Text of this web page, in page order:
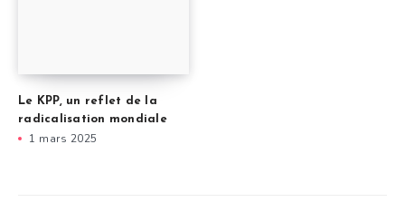
Le KPP, un reflet de la
radicalisation mondiale
1 mars 2025